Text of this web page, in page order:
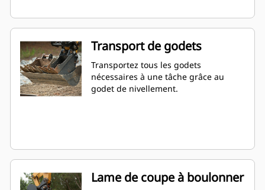
Transport de godets
Transportez tous les godets
nécessaires à une tâche grâce au
godet de nivellement.
Lame de coupe à boulonner